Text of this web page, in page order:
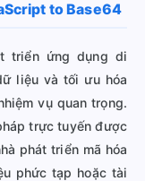
to Base64
triển ứng dụng di
liệu và tối ưu hóa
vụ quan trọng.
trực tuyến được
phát triển mã hóa
phức tạp hoặc tài